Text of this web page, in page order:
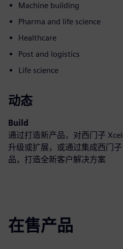
Machine building
Pharma and life science
Healthcare
Post and logistics
Life science
动态
Build
通过打造新产品，对西门子
升级或扩展，或通过集成西门
品，打造全新客户解决方案
在售产品